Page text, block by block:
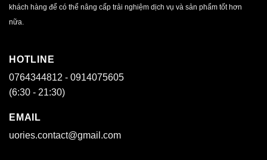
khách hàng để có thể nâng cấp trải nghiệm dịch vụ và sản phẩm tốt hơn
nữa.
HOTLINE
0764344812 - 0914075605
(6:30 - 21:30)
EMAIL
uories.contact@gmail.com